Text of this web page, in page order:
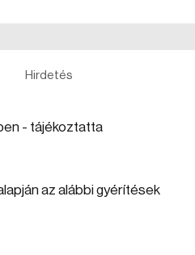
Hirdetés
- tájékoztatta
az alábbi gyérítések